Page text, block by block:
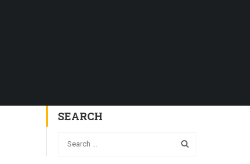
SEARCH